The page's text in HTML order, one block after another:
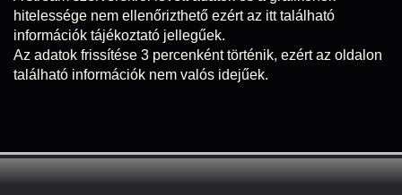
hitelessége nem ellenőrizthető ezért az itt található
információk tájékoztató jellegűek.
Az adatok frissítése 3 percenként történik, ezért az oldalon
található információk nem valós idejűek.